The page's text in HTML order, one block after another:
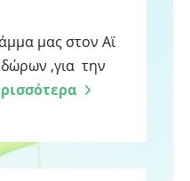
μας στον Αϊ
δώρων ,για την